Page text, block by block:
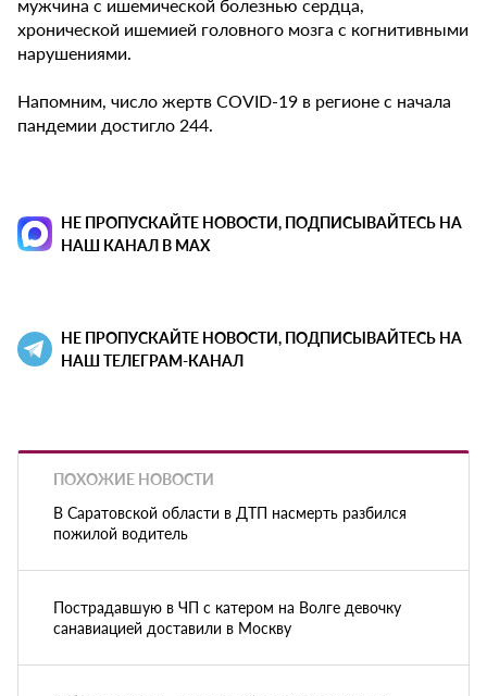
мужчина с ишемической болезнью сердца,
хронической ишемией головного мозга с когнитивными
нарушениями.
Напомним, число жертв COVID-19 в регионе с начала
пандемии достигло 244.
НЕ ПРОПУСКАЙТЕ НОВОСТИ, ПОДПИСЫВАЙТЕСЬ НА
НАШ КАНАЛ В MAX
НЕ ПРОПУСКАЙТЕ НОВОСТИ, ПОДПИСЫВАЙТЕСЬ НА
НАШ ТЕЛЕГРАМ-КАНАЛ
ПОХОЖИЕ НОВОСТИ
В Саратовской области в ДТП насмерть разбился
пожилой водитель
Пострадавшую в ЧП с катером на Волге девочку
санавиацией доставили в Москву